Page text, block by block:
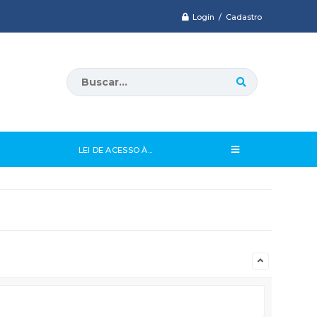
Login / Cadastro
LEI DE ACESSO À...